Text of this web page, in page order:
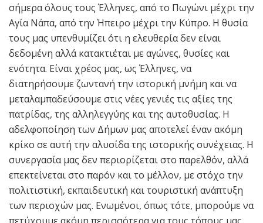
σήμερα όλους τους Έλληνες, από το Πωγώνι μέχρι την
Αγία Νάπα, από την Ήπειρο μέχρι την Κύπρο. Η θυσία
τους μας υπενθυμίζει ότι η ελευθερία δεν είναι
δεδομένη αλλά κατακτιέται με αγώνες, θυσίες και
ενότητα. Είναι χρέος μας, ως Έλληνες, να
διατηρήσουμε ζωντανή την ιστορική μνήμη και να
μεταλαμπαδεύσουμε στις νέες γενιές τις αξίες της
πατρίδας, της αλληλεγγύης και της αυτοθυσίας. Η
αδελφοποίηση των Δήμων μας αποτελεί έναν ακόμη
κρίκο σε αυτή την αλυσίδα της ιστορικής συνέχειας. Η
συνεργασία μας δεν περιορίζεται στο παρελθόν, αλλά
επεκτείνεται στο παρόν και το μέλλον, με στόχο την
πολιτιστική, εκπαιδευτική και τουριστική ανάπτυξη
των περιοχών μας. Ενωμένοι, όπως τότε, μπορούμε να